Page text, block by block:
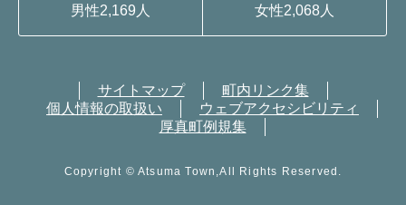
男性2,169人 女性2,068人
サイトマップ
町内リンク集
個人情報の取扱い
ウェブアクセシビリティ
厚真町例規集
Copyright © Atsuma Town,All Rights Reserved.